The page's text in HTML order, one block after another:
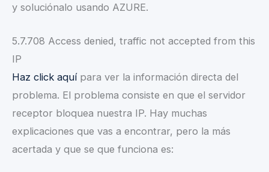
y soluciónalo usando AZURE.
5.7.708 Access denied, traffic not accepted from this
IP
Haz click aquípara ver la información directa del
problema. El problema consiste en que el servidor
receptor bloquea nuestra IP. Hay muchas
explicaciones que vas a encontrar, pero la más
acertada y que se que funciona es: